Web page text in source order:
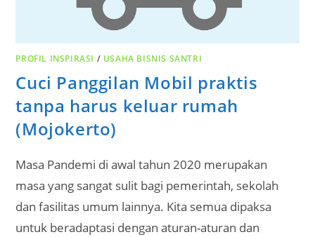
PROFIL INSPIRASI / USAHA BISNIS SANTRI
Cuci Panggilan Mobil praktis
tanpa harus keluar rumah
(Mojokerto)
Masa Pandemi di awal tahun 2020 merupakan
masa yang sangat sulit bagi pemerintah, sekolah
dan fasilitas umum lainnya. Kita semua dipaksa
untuk beradaptasi dengan aturan-aturan dan